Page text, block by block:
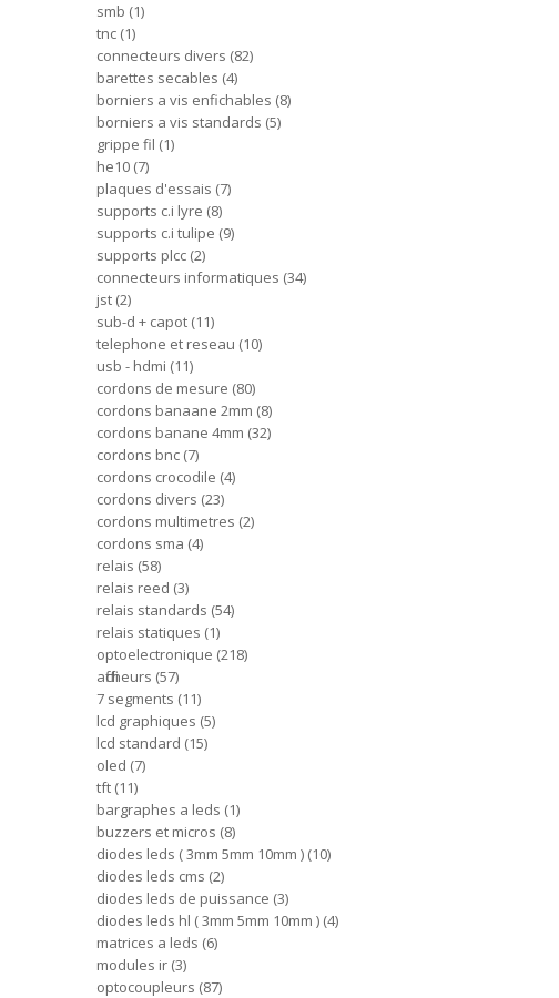
smb 1
tnc 1
connecteurs divers 82
barettes secables 4
borniers a vis enfichables 8
borniers a vis standards 5
grippe fil 1
he10 7
plaques d'essais 7
supports c.i lyre 8
supports c.i tulipe 9
supports plcc 2
connecteurs informatiques 34
jst 2
sub-d + capot 11
telephone et reseau 10
usb - hdmi 11
cordons de mesure 80
cordons banaane 2mm 8
cordons banane 4mm 32
cordons bnc 7
cordons crocodile 4
cordons divers 23
cordons multimetres 2
cordons sma 4
relais 58
relais reed 3
relais standards 54
relais statiques 1
optoelectronique 218
afficheurs 57
7 segments 11
lcd graphiques 5
lcd standard 15
oled 7
tft 11
bargraphes a leds 1
buzzers et micros 8
diodes leds ( 3mm 5mm 10mm ) 10
diodes leds cms 2
diodes leds de puissance 3
diodes leds hl ( 3mm 5mm 10mm ) 4
matrices a leds 6
modules ir 3
optocoupleurs 87